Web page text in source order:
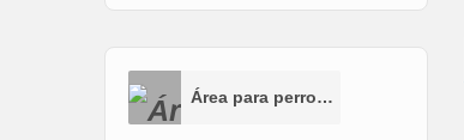
Área para perros (AP)